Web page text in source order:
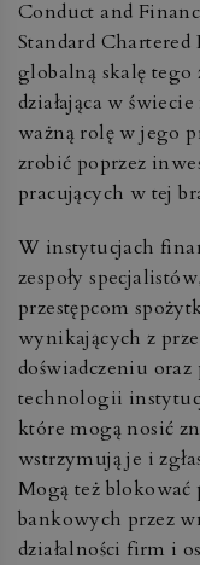
Conduct and
Standard
globalną skalę
działająca w
ważną rolę w jego
zrobić poprzez
pracujących w tej
W instytucjach
zespoły
przestępcom
wynikających z
doświadczeniu
technologii
które mogą nosić
wstrzymują je i
Mogą też blokować
bankowych przez
działalności firm i